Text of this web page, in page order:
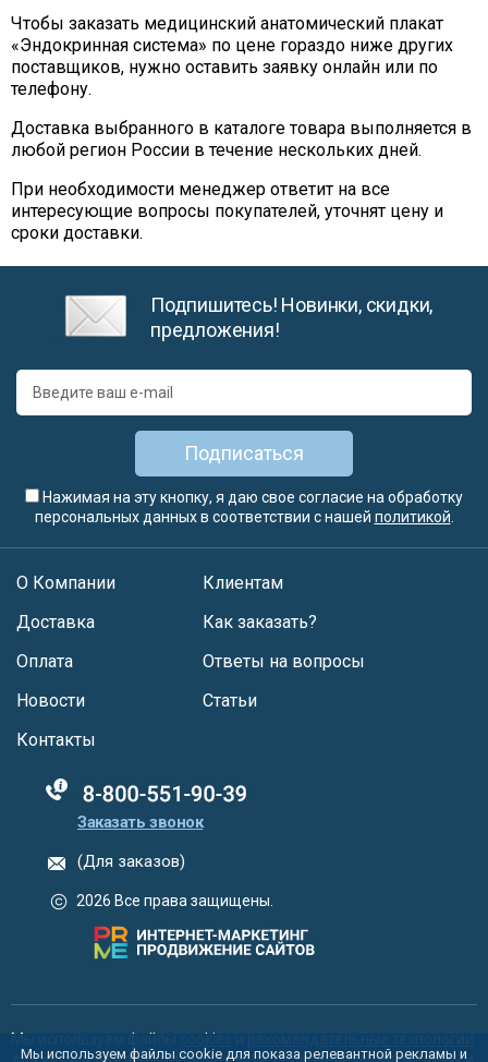
Чтобы заказать медицинский анатомический плакат
«Эндокринная система» по цене гораздо ниже других
поставщиков, нужно оставить заявку онлайн или по
телефону.
Доставка выбранного в каталоге товара выполняется в
любой регион России в течение нескольких дней.
При необходимости менеджер ответит на все
интересующие вопросы покупателей, уточнят цену и
сроки доставки.
Подпишитесь! Новинки, скидки,
предложения!
Подписаться
Нажимая на эту кнопку, я даю свое согласие на обработку
персональных данных в соответствии с нашей политикой
О Компании
Доставка
Оплата
Новости
Клиентам
Как заказать?
Ответы на вопросы
Статьи
Контакты
88005555550
Заказать звонок
(Для заказов)
2026 Все права защищены.
Мы используем файлы cookies
Мы используем файлы cookie для показа релевантной рекламы и